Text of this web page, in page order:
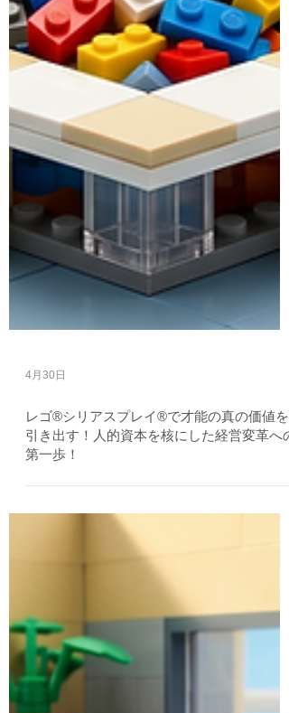
レゴ®シリアスプレイ®で才能の真の価値を
引き出す！人的資本を核にした経営変革への